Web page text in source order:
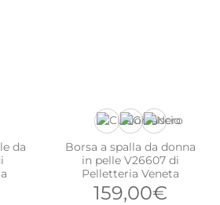
da
Borsa a spalla da donna
in pelle V26607 di
Pelletteria Veneta
159,00€